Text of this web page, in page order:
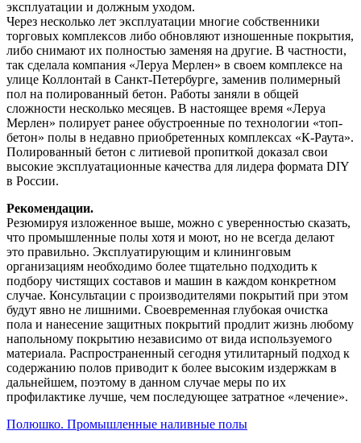
эксплуатации и должным уходом.
Через несколько лет эксплуатации многие собственники
торговых комплексов либо обновляют изношенные покрытия,
либо снимают их полностью заменяя на другие. В частности,
так сделала компания «Леруа Мерлен» в своем комплексе на
улице Коллонтай в Санкт-Петербурге, заменив полимерный
пол на полированный бетон. Работы заняли в общей
сложности несколько месяцев. В настоящее время «Леруа
Мерлен» полирует ранее обустроенные по технологии «топ-
бетон» полы в недавно приобретенных комплексах «К-Раута».
Полированный бетон с литиевой пропиткой доказал свои
высокие эксплуатационные качества для лидера формата DIY
в России.
Рекомендации.
Резюмируя изложенное выше, можно с уверенностью сказать,
что промышленные полы хотя и моют, но не всегда делают
это правильно. Эксплуатирующим и клининговым
организациям необходимо более тщательно подходить к
подбору чистящих составов и машин в каждом конкретном
случае. Консультации с производителями покрытий при этом
будут явно не лишними. Своевременная глубокая очистка
пола и нанесение защитных покрытий продлит жизнь любому
напольному покрытию независимо от вида используемого
материала. Распространенный сегодня утилитарный подход к
содержанию полов приводит к более высоким издержкам в
дальнейшем, поэтому в данном случае меры по их
профилактике лучше, чем последующее затратное «лечение».
Полюшко. Промышленные наливные полы